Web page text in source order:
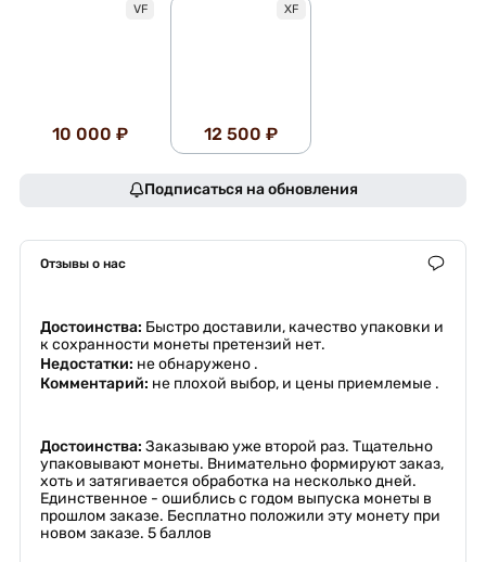
VF
10 000 ₽
XF
12 500 ₽
Подписаться на обновления
Отзывы о нас
Достоинства: Быстро доставили, качество упаковки и
к сохранности монеты претензий нет.
Недостатки: не обнаружено .
Комментарий: не плохой выбор, и цены приемлемые .
Достоинства: Заказываю уже второй раз. Тщательно
упаковывают монеты. Внимательно формируют заказ,
хоть и затягивается обработка на несколько дней.
Единственное - ошиблись с годом выпуска монеты в
прошлом заказе. Бесплатно положили эту монету при
новом заказе. 5 баллов